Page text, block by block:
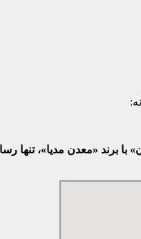
با برند «معدن مدیا»،